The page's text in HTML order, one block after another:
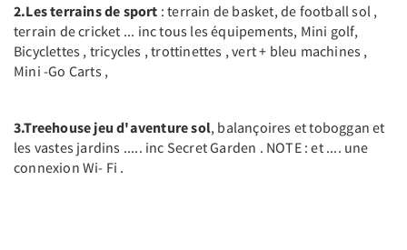
2.Les terrains de sport : terrain de basket, de football sol ,
terrain de cricket ... inc tous les équipements, Mini golf,
Bicyclettes , tricycles , trottinettes , vert + bleu machines ,
Mini -Go Carts ,
3.Treehouse jeu d'aventure sol, balançoires et toboggan et
les vastes jardins ..... inc Secret Garden . NOTE : et .... une
connexion Wi- Fi .